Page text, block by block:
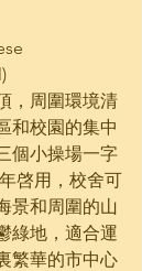
，周圍環境清
和校園的集中
個小操場一字
啓用，校舍可
景和周圍的山
綠地，適合運
繁華的市中心